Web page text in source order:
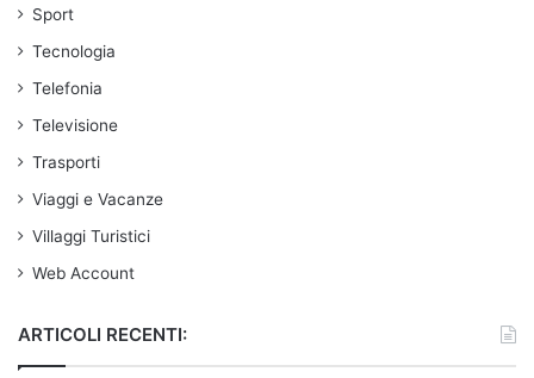
Sport
Tecnologia
Telefonia
Televisione
Trasporti
Viaggi e Vacanze
Villaggi Turistici
Web Account
ARTICOLI RECENTI: